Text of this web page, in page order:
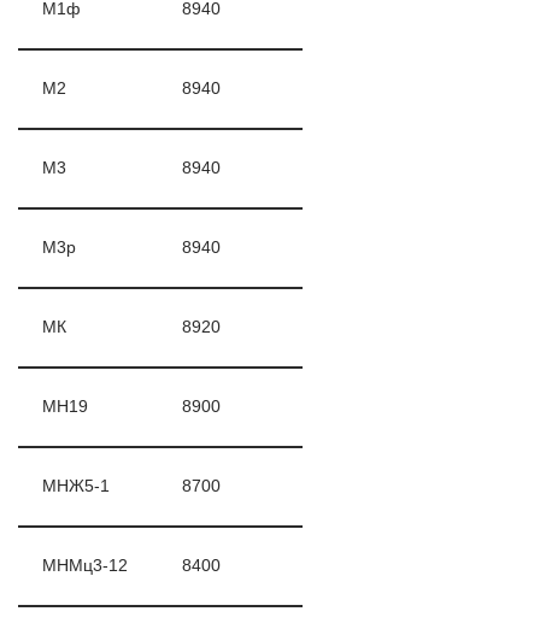
М1ф 8940
М2 8940
М3 8940
М3р 8940
МК 8920
МН19 8900
МНЖ5-1 8700
МНМц3-12 8400